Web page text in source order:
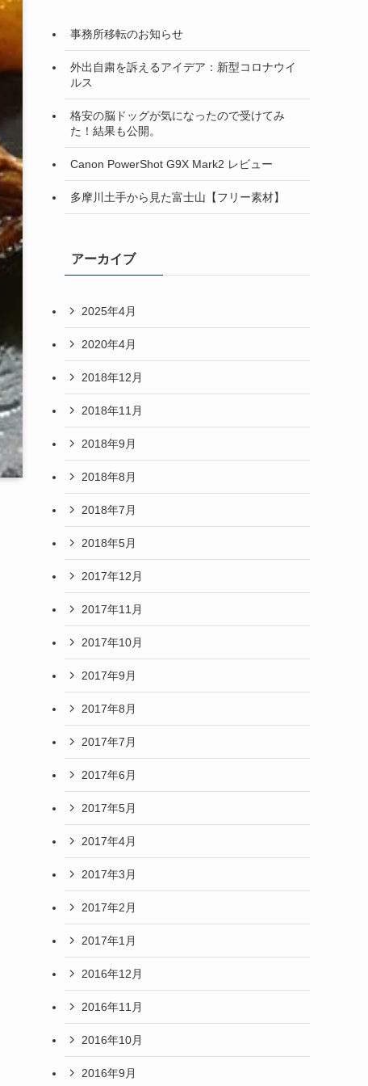
事務所移転のお知らせ
外出自粛を訴えるアイデア：新型コロナウイ
ルス
格安の脳ドッグが気になったので受けてみ
た！結果も公開。
Canon PowerShot G9X Mark2 レビュー
多摩川土手から見た富士山【フリー素材】
アーカイブ
2025年4月
2020年4月
2018年12月
2018年11月
2018年9月
2018年8月
2018年7月
2018年5月
2017年12月
2017年11月
2017年10月
2017年9月
2017年8月
2017年7月
2017年6月
2017年5月
2017年4月
2017年3月
2017年2月
2017年1月
2016年12月
2016年11月
2016年10月
2016年9月